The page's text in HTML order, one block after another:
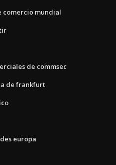
comercio mundial
de commsec
de frankfurt
europa